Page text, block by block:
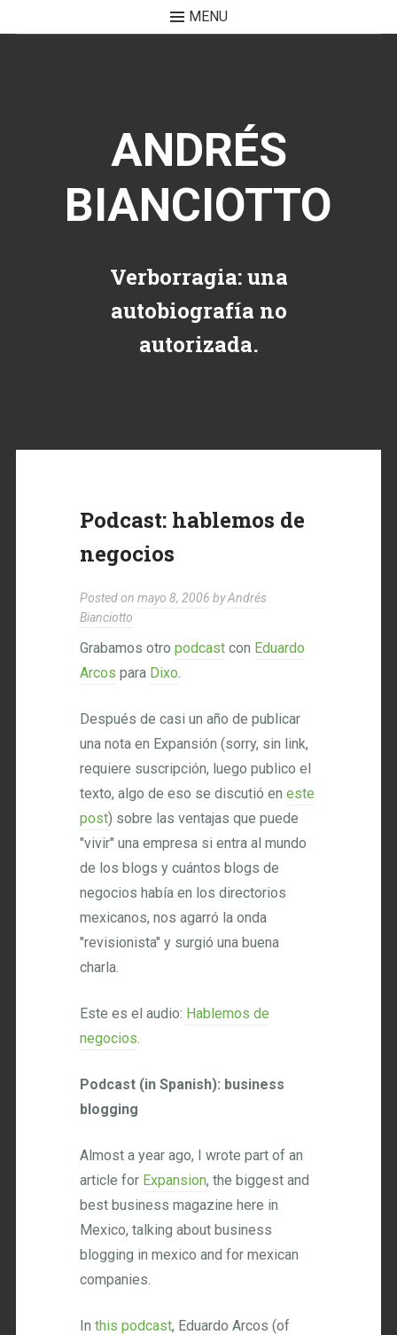
MENU
ANDRÉS
BIANCIOTTO
Verborragia: una
autobiografía no
autorizada.
Podcast: hablemos de
negocios
Posted onmayo 8, 2006 byAndrés
Bianciotto
Grabamos otropodcast con Eduardo
Arcos para Dixo.
Después de casi un año de publicar
una nota en Expansión (sorry, sin link,
requiere suscripción, luego publico el
texto, algo de eso se discutió eneste
post) sobre las ventajas que puede
"vivir" una empresa si entra al mundo
de los blogs y cuántos blogs de
negocios había en los directorios
mexicanos, nos agarró la onda
"revisionista" y surgió una buena
charla.
Este es el audio: Hablemos de
negocios.
Podcast (in Spanish): business
blogging
Almost a year ago, I wrote part of an
article for Expansion, the biggest and
best business magazine here in
Mexico, talking about business
blogging in mexico and for mexican
companies.
Inthis podcast, Eduardo Arcos (of